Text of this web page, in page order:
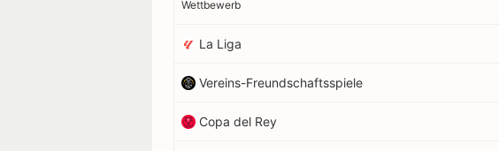
Wettbewerb
La Liga
Vereins-Freundschaftsspiele
Copa del Rey